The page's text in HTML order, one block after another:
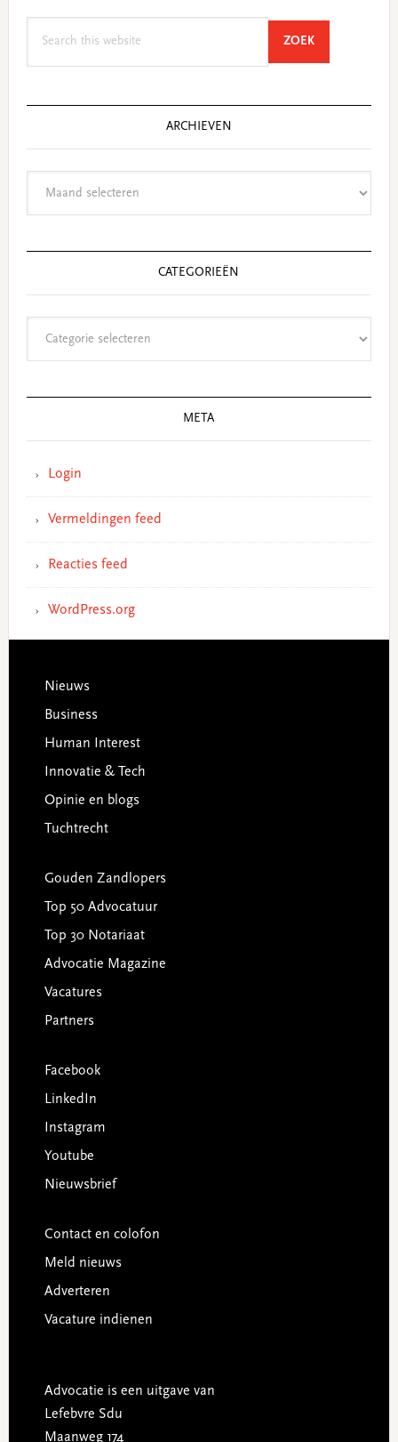
ZOEKSEARCH
ARCHIEVEN
CATEGORIEËN
META
Login
Vermeldingen feed
Reacties feed
WordPress.org
Footer
Nieuws
Business
Human Interest
Innovatie & Tech
Opinie en blogs
Tuchtrecht
Gouden Zandlopers
Top 50 Advocatuur
Top 30 Notariaat
Advocatie Magazine
Vacatures
Partners
Facebook
LinkedIn
Instagram
Youtube
Nieuwsbrief
Contact en colofon
Meld nieuws
Adverteren
Vacature indienen
Advocatie is een uitgave van
Lefebvre Sdu
Maanweg 174